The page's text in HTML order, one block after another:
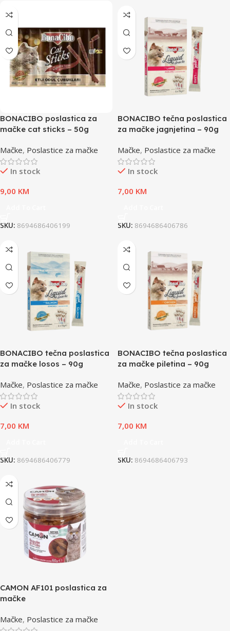
BONACIBO poslastica za
mačke cat sticks – 50g
Mačke, Poslastice za mačke
In stock
9,00 KM
SKU: 8694686406199
BONACIBO tečna poslastica
za mačke jagnjetina – 90g
Mačke, Poslastice za mačke
In stock
7,00 KM
SKU: 8694686406786
BONACIBO tečna poslastica
za mačke losos – 90g
Mačke, Poslastice za mačke
In stock
7,00 KM
SKU: 8694686406779
BONACIBO tečna poslastica
za mačke piletina – 90g
Mačke, Poslastice za mačke
In stock
7,00 KM
SKU: 8694686406793
CAMON AF101 poslastica za
mačke
Mačke, Poslastice za mačke